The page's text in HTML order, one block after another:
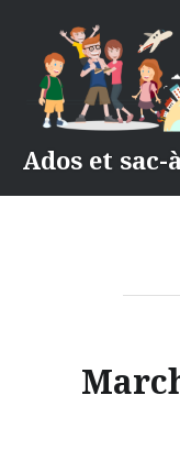
contenu
principal
Ados et sac-